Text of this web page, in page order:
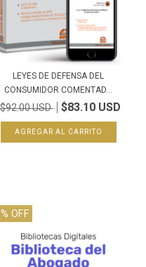
LEYES DE DEFENSA DEL
CONSUMIDOR COMENTAD...
$92.00 USD $83.10 USD
% OFF